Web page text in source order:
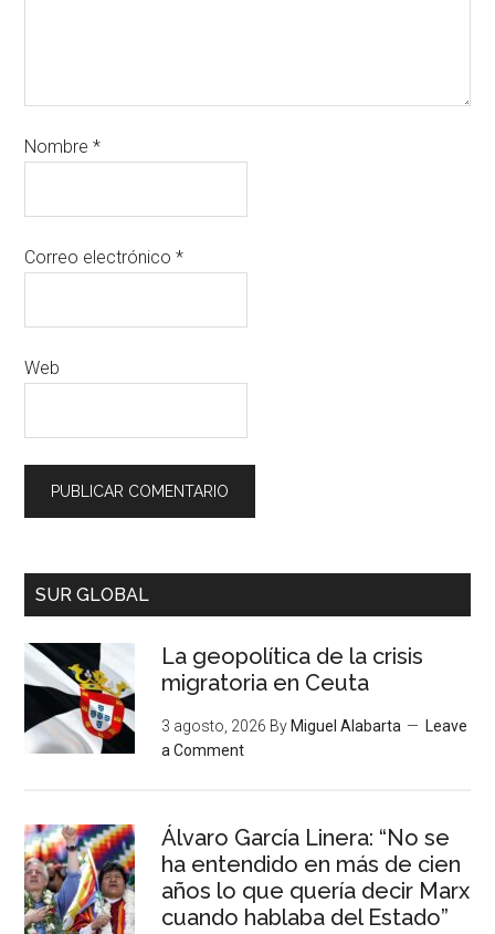
Nombre*
Correo electrónico*
Web
SUR GLOBAL
La geopolítica de la crisis
migratoria en Ceuta
3 agosto, 2026 By Miguel Alabarta
Leave
a Comment
Álvaro García Linera: “No se
ha entendido en más de cien
años lo que quería decir Marx
cuando hablaba del Estado”